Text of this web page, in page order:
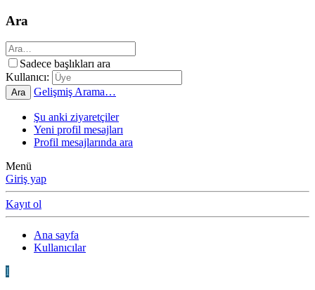
Ara
Sadece başlıkları ara
Kullanıcı:
Ara Gelişmiş Arama…
Şu anki ziyaretçiler
Yeni profil mesajları
Profil mesajlarında ara
Menü
Giriş yap
Kayıt ol
Ana sayfa
Kullanıcılar
I